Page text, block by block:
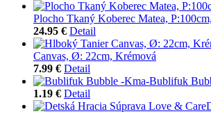
Plocho Tkaný Koberec Matea,
24.95 € Detail
Canvas, Ø: 22cm, Krémová
7.99 € Detail
Bublifuk
1.19 € Detail